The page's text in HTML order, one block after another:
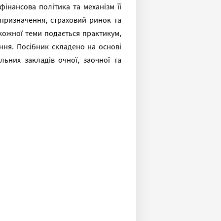
політика та механізм її
страховий ринок та
теми подається практикум,
Посібник складено на основі
закладів очної, заочної та